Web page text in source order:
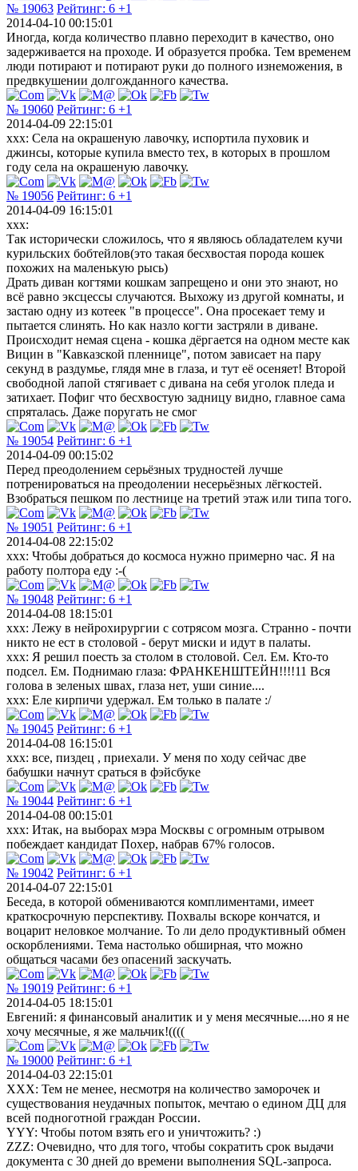
№ 19063 Рейтинг: 6 +1
2014-04-10 00:15:01
Иногда, когда количество плавно переходит в качество, оно
задерживается на проходе. И образуется пробка. Тем временем
люди потирают и потирают руки до полного изнеможения, в
предвкушении долгожданного качества.
№ 19060 Рейтинг: 6 +1
2014-04-09 22:15:01
xxx: Села на окрашеную лавочку, испортила пуховик и
джинсы, которые купила вместо тех, в которых в прошлом
году села на окрашеную лавочку.
№ 19056 Рейтинг: 6 +1
2014-04-09 16:15:01
xxx:
Так исторически сложилось, что я являюсь обладателем кучи
курильских бобтейлов(это такая бесхвостая порода кошек
похожих на маленькую рысь)
Драть диван когтями кошкам запрещено и они это знают, но
всё равно эксцессы случаются. Выхожу из другой комнаты, и
застаю одну из котеек "в процессе". Она просекает тему и
пытается слинять. Но как назло когти застряли в диване.
Происходит немая сцена - кошка дёргается на одном месте как
Вицин в "Кавказской пленнице", потом зависает на пару
секунд в раздумье, глядя мне в глаза, и тут её осеняет! Второй
свободной лапой стягивает с дивана на себя уголок пледа и
затихает. Пофиг что бесхвостую задницу видно, главное сама
спряталась. Даже поругать не смог
№ 19054 Рейтинг: 6 +1
2014-04-09 00:15:02
Перед преодолением серьёзных трудностей лучше
потренироваться на преодолении несерьёзных лёгкостей.
Взобраться пешком по лестнице на третий этаж или типа того.
№ 19051 Рейтинг: 6 +1
2014-04-08 22:15:02
xxx: Чтобы добраться до космоса нужно примерно час. Я на
работу полтора еду :-(
№ 19048 Рейтинг: 6 +1
2014-04-08 18:15:01
xxx: Лежу в нейрохирургии с сотрясом мозга. Странно - почти
никто не ест в столовой - берут миски и идут в палаты.
xxx: Я решил поесть за столом в столовой. Сел. Ем. Кто-то
подсел. Ем. Поднимаю глаза: ФРАНКЕНШТЕЙН!!!!11 Вся
голова в зеленых швах, глаза нет, уши синие....
xxx: Еле кирпичи удержал. Ем только в палате :/
№ 19045 Рейтинг: 6 +1
2014-04-08 16:15:01
ххх: все, пиздец , приехали. У меня по ходу сейчас две
бабушки начнут сраться в фэйсбуке
№ 19044 Рейтинг: 6 +1
2014-04-08 00:15:01
xxx: Итак, на выборах мэра Москвы с огромным отрывом
побеждает кандидат Похер, набрав 67% голосов.
№ 19042 Рейтинг: 6 +1
2014-04-07 22:15:01
Беседа, в которой обмениваются комплиментами, имеет
краткосрочную перспективу. Похвалы вскоре кончатся, и
воцарит неловкое молчание. То ли дело продуктивный обмен
оскорблениями. Тема настолько обширная, что можно
общаться часами без опасений заскучать.
№ 19019 Рейтинг: 6 +1
2014-04-05 18:15:01
Евгений: я финансовый аналитик и у меня месячные....но я не
хочу месячные, я же мальчик!((((
№ 19000 Рейтинг: 6 +1
2014-04-03 22:15:01
XXX: Тем не менее, несмотря на количество заморочек и
существования неудачных попыток, мечтаю о едином ДЦ для
всей подноготной граждан России.
YYY: Чтобы потом взять его и уничтожить? :)
ZZZ: Очевидно, что для того, чтобы сократить срок выдачи
документа с 30 дней до времени выполнения SQL-запроса.